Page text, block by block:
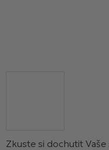
Zkuste si dochutit